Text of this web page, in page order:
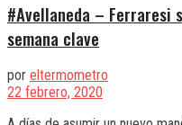
#Avellaneda – Ferraresi
semana clave
por eltermometro
22 febrero, 2020